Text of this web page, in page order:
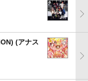
(アナス